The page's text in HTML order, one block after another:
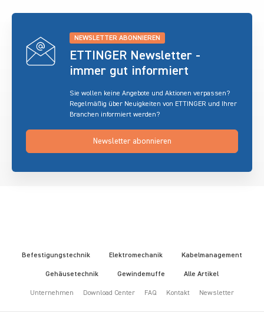
NEWSLETTER ABONNIEREN
ETTINGER Newsletter -
immer gut informiert
Sie wollen keine Angebote und Aktionen verpassen?
Regelmäßig über Neuigkeiten von ETTINGER und Ihrer
Branchen informiert werden?
Newsletter abonnieren
Befestigungstechnik Elektromechanik Kabelmanagement
Gehäusetechnik Gewindemuffe Alle Artikel
Unternehmen Download Center FAQ Kontakt Newsletter